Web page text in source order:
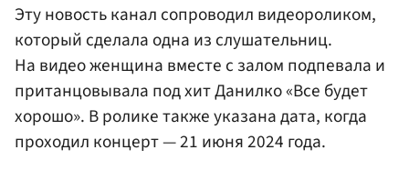
Эту новость канал сопроводил видеороликом,
который сделала одна из слушательниц.
На видео женщина вместе с залом подпевала и
пританцовывала под хит Данилко «Все будет
хорошо». В ролике также указана дата, когда
проходил концерт — 21 июня 2024 года.